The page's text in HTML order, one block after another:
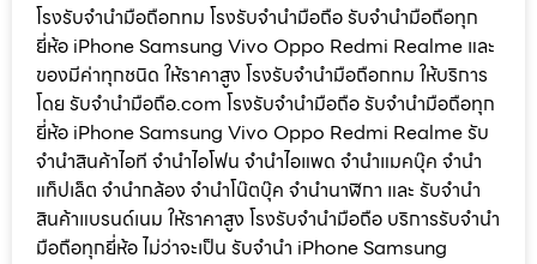
โรงรับจำนำมือถือกทม โรงรับจำนำมือถือ รับจำนำมือถือทุก
ยี่ห้อ iPhone Samsung Vivo Oppo Redmi Realme และ
ของมีค่าทุกชนิด ให้ราคาสูง โรงรับจำนำมือถือกทม ให้บริการ
โดย รับจํานํามือถือ.com โรงรับจำนำมือถือ รับจำนำมือถือทุก
ยี่ห้อ iPhone Samsung Vivo Oppo Redmi Realme รับ
จำนำสินค้าไอที จำนำไอโฟน จำนำไอแพด จำนำแมคบุ๊ค จำนำ
แท็ปเล็ต จำนำกล้อง จำนำโน๊ตบุ๊ค จำนำนาฬิกา และ รับจำนำ
สินค้าแบรนด์เนม ให้ราคาสูง โรงรับจำนำมือถือ บริการรับจำนำ
มือถือทุกยี่ห้อ ไม่ว่าจะเป็น รับจำนำ iPhone Samsung